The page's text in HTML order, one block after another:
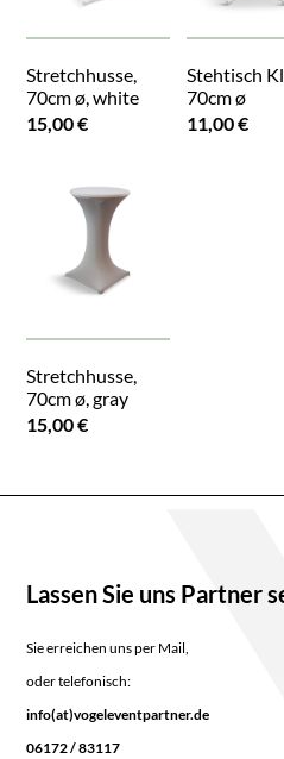
Stretchhusse,
70cm ø, white
15,00 €
Stehtisch
70cm ø
11,00 €
Stretchhusse,
70cm ø, gray
15,00 €
Lassen Sie uns Partner
Sie erreichen uns per Mail,
oder telefonisch:
info(at)vogeleventpartner.de
06172 / 83117